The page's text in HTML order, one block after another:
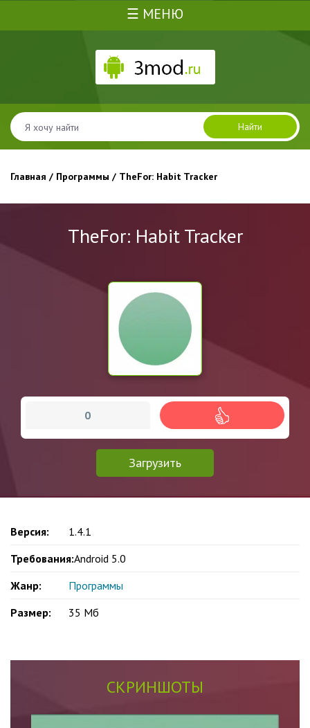
☰ МЕНЮ
Найти
Главная / Программы / TheFor: Habit Tracker
TheFor: Habit Tracker
Загрузить
0
Версия:
1.4.1
Требования:Android 5.0
Жанр:
Программы
Размер:
35 Мб
СКРИНШОТЫ